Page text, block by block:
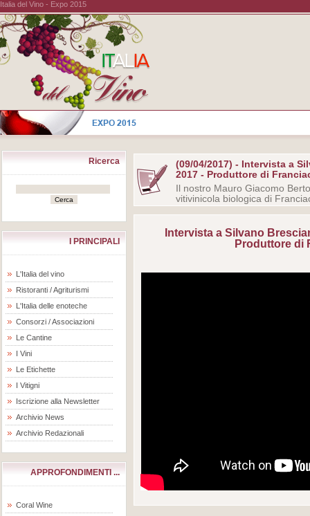
Italia del Vino - Expo 2015
Ricerca
I PRINCIPALI
L'Italia del vino
Ristoranti / Agriturismi
L'Italia delle enoteche
Consorzi / Associazioni
Le Cantine
I Vini
Le Etichette
I Vitigni
Iscrizione alla Newsletter
Archivio News
Archivio Redazionali
APPROFONDIMENTI ...
Coral Wine
(09/04/2017) - Intervista a
2017 - Produttore di
Il nostro Mauro Giacomo
vitivinicola biologica di
Intervista a Silvano
Produttore di